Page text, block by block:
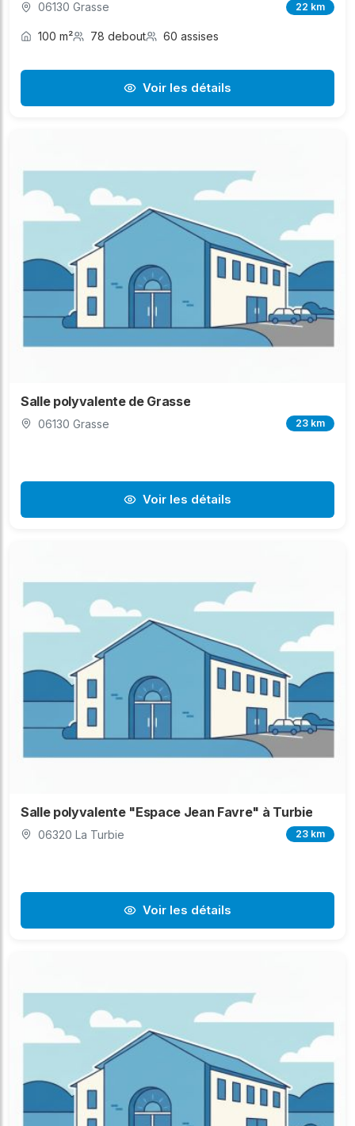
06130 Grasse 22 km
100 m² 78 debout 60 assises
Voir les détails
Salle polyvalente de Grasse
06130 Grasse 23 km
Voir les détails
Salle polyvalente "Espace Jean Favre" à Turbie
06320 La Turbie 23 km
Voir les détails